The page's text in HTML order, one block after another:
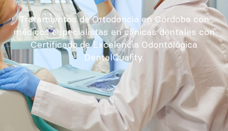
Tratamientos de Ortodoncia en Córdoba con
médicos especialistas en clínicas dentales con
Certificado de Excelencia Odontológica
DentalQuality.